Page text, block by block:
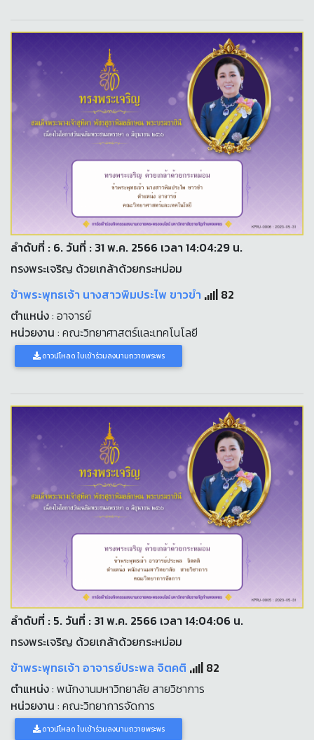
ลำดับที่ : 6. วันที่ : 31 พ.ค. 2566 เวลา 14:04:29 น.
ทรงพระเจริญ ด้วยเกล้าด้วยกระหม่อม
ข้าพระพุทธเจ้า นางสาวพิมประไพ ขาวขำ
82
ตำแหน่ง: อาจารย์
หน่วยงาน : คณะวิทยาศาสตร์และเทคโนโลยี
ดาวน์โหลด ใบเข้าร่วมลงนามถวายพระพร
ลำดับที่ : 5. วันที่ : 31 พ.ค. 2566 เวลา 14:04:06 น.
ทรงพระเจริญ ด้วยเกล้าด้วยกระหม่อม
ข้าพระพุทธเจ้า อาจารย์ประพล จิตคติ
82
ตำแหน่ง: พนักงานมหาวิทยาลัย สายวิชาการ
หน่วยงาน : คณะวิทยาการจัดการ
ดาวน์โหลด ใบเข้าร่วมลงนามถวายพระพร